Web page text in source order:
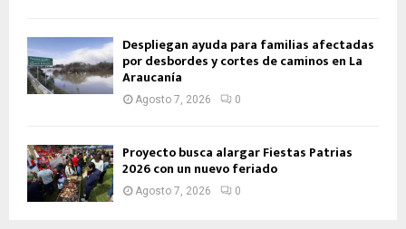
Despliegan ayuda para familias afectadas
por desbordes y cortes de caminos en La
Araucanía
Agosto 7, 2026 0
Proyecto busca alargar Fiestas Patrias
2026 con un nuevo feriado
Agosto 7, 2026 0